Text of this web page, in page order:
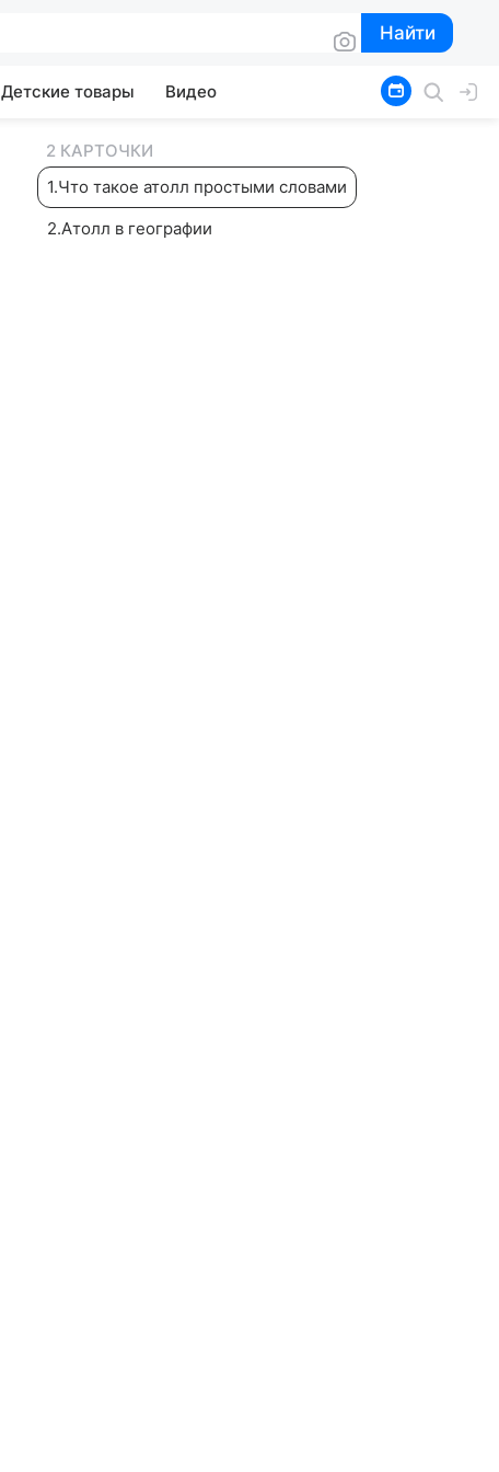
Найти
Найти
Детские товары Видео
2 КАРТОЧКИ
1.Что такое атолл простыми словами
2.Атолл в географии